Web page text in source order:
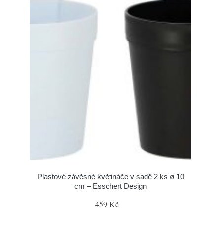
Plastové závěsné květináče v sadě 2 ks ø 10
cm – Esschert Design
459 Kč